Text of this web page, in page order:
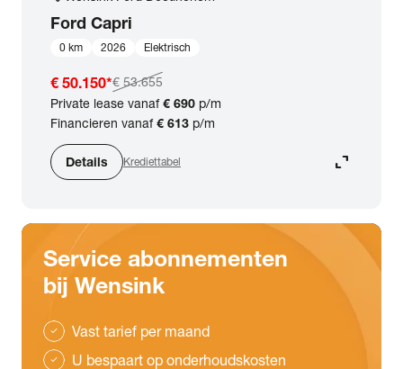
Ford Capri
0 km 2026 Elektrisch
€ 50.150*€ 53.655
Private lease vanaf€ 690 p/m
Financieren vanaf€ 613 p/m
Details Krediettabel expand_content
Service abonnementen
bij Wensink
check Vast tarief per maand
check U bespaart op onderhoudskosten